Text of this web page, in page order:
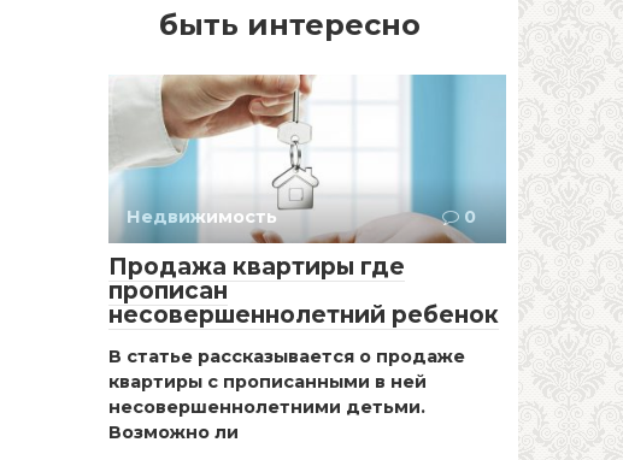
быть интересно
Недвижимость 0
Продажа квартиры где
прописан
несовершеннолетний ребенок
В статье рассказывается о продаже
квартиры с прописанными в ней
несовершеннолетними детьми.
Возможно ли